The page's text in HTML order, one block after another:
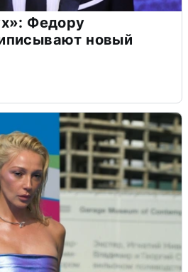
Федору
новый